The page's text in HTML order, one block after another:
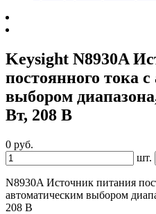
Keysight N8930A
постоянного тока
выбором
Вт, 208 В
0 руб.
шт.
N8930A Источник питания
автоматическим выбором
208 В